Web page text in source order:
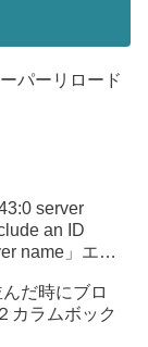
パーリロード
server
an ID
name」エラ
だ時にブロ
カラムボック